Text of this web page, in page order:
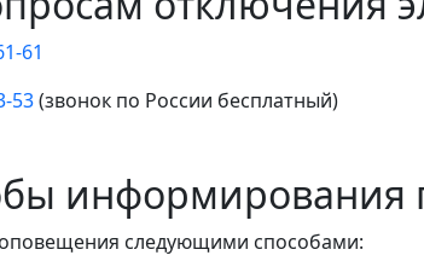
61
53(звонок по России бесплатный)
информирования
следующими способами: